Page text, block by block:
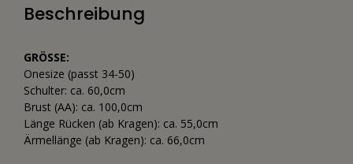
Beschreibung
GRÖSSE:
Onesize (passt 34-50)
Schulter: ca. 60,0cm
Brust (AA): ca. 100,0cm
Länge Rücken (ab Kragen): ca. 55,0cm
Ärmellänge (ab Kragen): ca. 66,0cm